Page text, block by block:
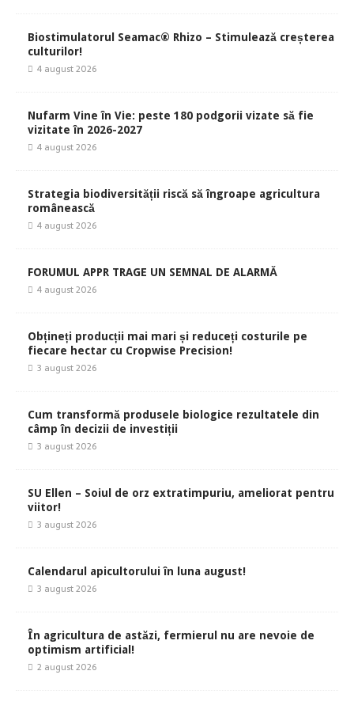
Biostimulatorul Seamac® Rhizo – Stimulează creșterea
culturilor!
4 august 2026
Nufarm Vine în Vie: peste 180 podgorii vizate să fie
vizitate în 2026-2027
4 august 2026
Strategia biodiversității riscă să îngroape agricultura
românească
4 august 2026
FORUMUL APPR TRAGE UN SEMNAL DE ALARMĂ
4 august 2026
Obțineți producții mai mari și reduceți costurile pe
fiecare hectar cu Cropwise Precision!
3 august 2026
Cum transformă produsele biologice rezultatele din
câmp în decizii de investiții
3 august 2026
SU Ellen – Soiul de orz extratimpuriu, ameliorat pentru
viitor!
3 august 2026
Calendarul apicultorului în luna august!
3 august 2026
În agricultura de astăzi, fermierul nu are nevoie de
optimism artificial!
2 august 2026